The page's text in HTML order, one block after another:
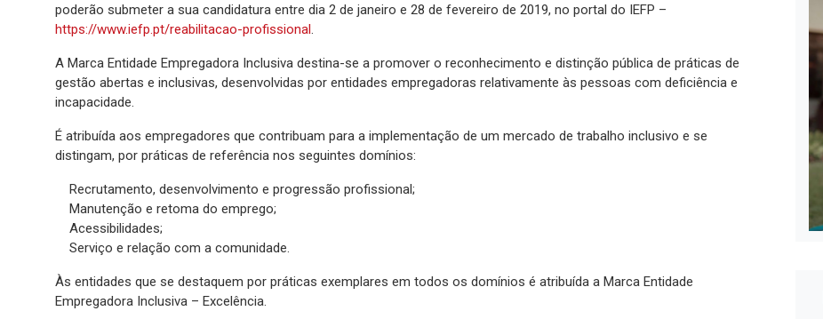
poderão submeter a sua candidatura entre dia 2 de janeiro e 28 de fevereiro de 2019, no portal do IEFP –
https://www.iefp.pt/reabilitacao-profissional.
A Marca Entidade Empregadora Inclusiva destina-se a promover o reconhecimento e distinção pública de práticas de
gestão abertas e inclusivas, desenvolvidas por entidades empregadoras relativamente às pessoas com deficiência e
incapacidade.
É atribuída aos empregadores que contribuam para a implementação de um mercado de trabalho inclusivo e se
distingam, por práticas de referência nos seguintes domínios:
Recrutamento, desenvolvimento e progressão profissional;
Manutenção e retoma do emprego;
Acessibilidades;
Serviço e relação com a comunidade.
Às entidades que se destaquem por práticas exemplares em todos os domínios é atribuída a Marca Entidade
Empregadora Inclusiva – Excelência.